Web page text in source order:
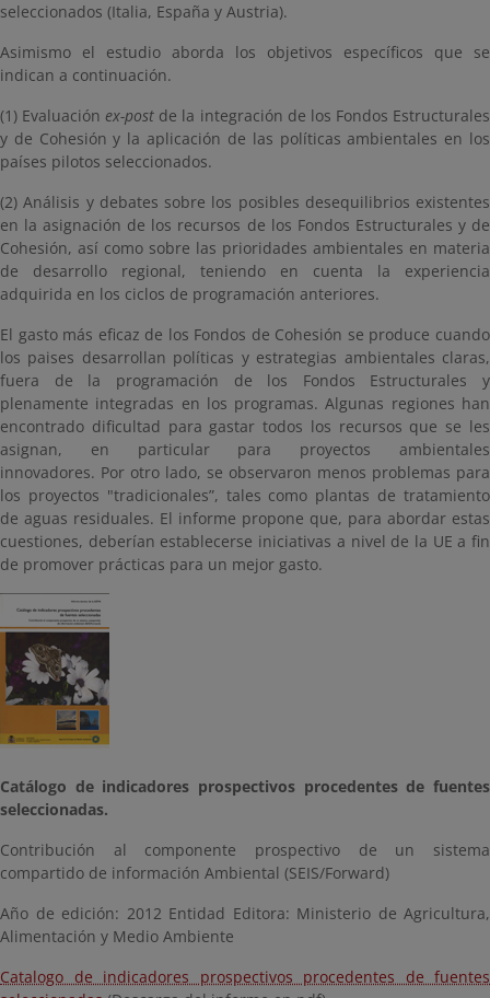
seleccionados (Italia, España y Austria).
Asimismo el estudio aborda los objetivos específicos que se
indican a continuación.
(1) Evaluación ex-post de la integración de los Fondos Estructurales
y de Cohesión y la aplicación de las políticas ambientales en los
países pilotos seleccionados.
(2) Análisis y debates sobre los posibles desequilibrios existentes
en la asignación de los recursos de los Fondos Estructurales y de
Cohesión, así como sobre las prioridades ambientales en materia
de desarrollo regional, teniendo en cuenta la experiencia
adquirida en los ciclos de programación anteriores.
El gasto más eficaz de los Fondos de Cohesión se produce cuando
los paises desarrollan políticas y estrategias ambientales claras,
fuera de la programación de los Fondos Estructurales y
plenamente integradas en los programas. Algunas regiones han
encontrado dificultad para gastar todos los recursos que se les
asignan, en particular para proyectos ambientales
innovadores. Por otro lado, se observaron menos problemas para
los proyectos "tradicionales”, tales como plantas de tratamiento
de aguas residuales. El informe propone que, para abordar estas
cuestiones, deberían establecerse iniciativas a nivel de la UE a fin
de promover prácticas para un mejor gasto.
Catálogo de indicadores prospectivos procedentes de fuentes
seleccionadas.
Contribución al componente prospectivo de un sistema
compartido de información Ambiental (SEIS/Forward)
Año de edición: 2012 Entidad Editora: Ministerio de Agricultura,
Alimentación y Medio Ambiente
Catalogo de indicadores prospectivos procedentes de fuentes